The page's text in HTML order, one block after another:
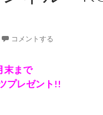
コメントする
まで
プレゼント!!